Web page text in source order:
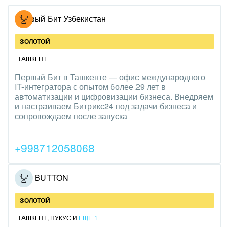
Внедрение онлайн-продаж
Внедрение онлайн-офиса / Интранета
Промышленность
СМИ, издательства, справочники
Страхование
Строительство, ремонт и благоустройство
Транспорт, Авиация, автобизнес
Трудоустройство
Красота, фитнес, спорт
PR, маркетинг, реклама,
АПК и пищевая промышленность
Выставки, семинары, конференции
Первый Бит Узбекистан
ЗОЛОТОЙ
ТАШКЕНТ
Первый Бит в Ташкенте — офис международного
IT-интегратора с опытом более 29 лет в
автоматизации и цифровизации бизнеса. Внедряем
и настраиваем Битрикс24 под задачи бизнеса и
сопровождаем после запуска
+998712058068
RED BUTTON
ЗОЛОТОЙ
ТАШКЕНТ, НУКУС И ЕЩЕ 1